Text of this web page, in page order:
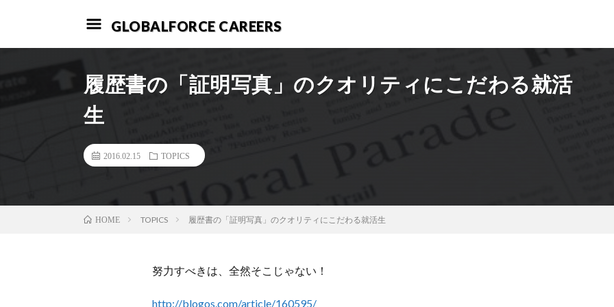
GLOBALFORCE CAREERS
履歴書の「証明写真」のクオリティにこだわる就活
生
2016.02.15 TOPICS
HOME TOPICS 履歴書の「証明写真」のクオリティにこだわる就活生
努力すべきは、全然そこじゃない！
http://blogos.com/article/160595/